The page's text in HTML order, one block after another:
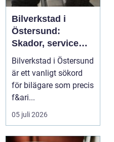
Bilverkstad i
Östersund:
Skador, service
och smarta val för
din bil
Bilverkstad i Östersund
är ett vanligt sökord
för bilägare som precis
f&ari...
05 juli 2026